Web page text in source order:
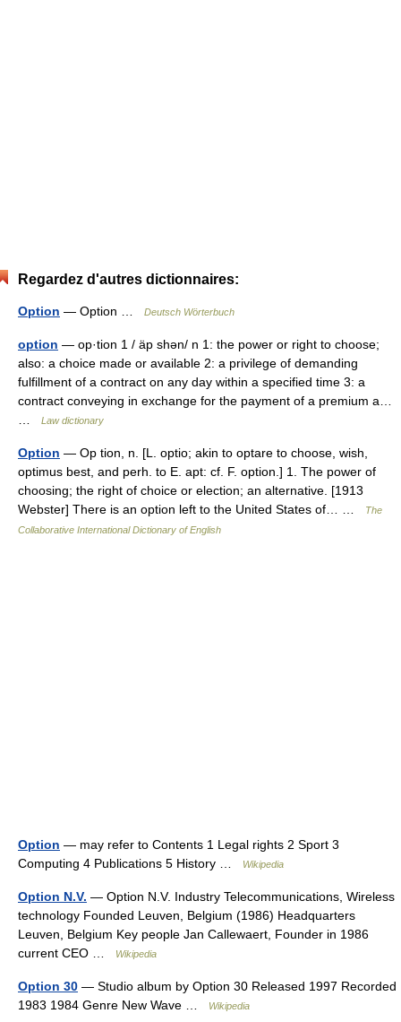
Regardez d'autres dictionnaires:
Option — Option … Deutsch Wörterbuch
option — op·tion 1 / äp shən/ n 1: the power or right to choose;
also: a choice made or available 2: a privilege of demanding
fulfillment of a contract on any day within a specified time 3: a
contract conveying in exchange for the payment of a premium a…
Law dictionary
Option — Op tion, n. [L. optio; akin to optare to choose, wish,
optimus best, and perh. to E. apt: cf. F. option.] 1. The power of
choosing; the right of choice or election; an alternative. [1913
Webster] There is an option left to the United States of… …
The
Collaborative International Dictionary of English
Option — may refer to Contents 1 Legal rights 2 Sport 3
Computing 4 Publications 5 History …
Wikipedia
Option N.V. — Option N.V. Industry Telecommunications, Wireless
technology Founded Leuven, Belgium (1986) Headquarters
Leuven, Belgium Key people Jan Callewaert, Founder in 1986
current CEO …
Wikipedia
Option 30 — Studio album by Option 30 Released 1997 Recorded
1983 1984 Genre New Wave …
Wikipedia